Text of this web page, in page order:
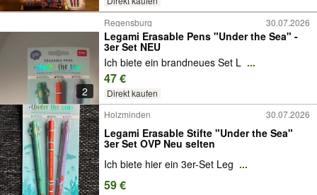
2
Regensburg 30.07.2026
Legami Erasable Pens "Under the Sea" -
3er Set NEU
Ich biete ein brandneues Set L ...
47 €
Direkt kaufen
Holzminden
30.07.2026
Legami Erasable Stifte "Under the Sea"
3er Set OVP Neu selten
Ich biete hier ein 3er-Set Leg ...
59 €